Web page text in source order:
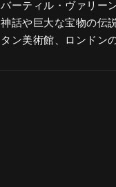
バーティル・ヴァリー
神話や巨大な宝物の伝
タン美術館、ロンドン